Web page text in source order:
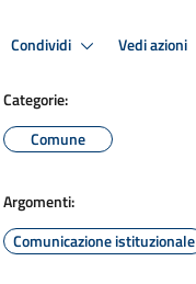
Condividi Vedi azioni
Categorie:
Comune
Argomenti:
Comunicazione istituzionale